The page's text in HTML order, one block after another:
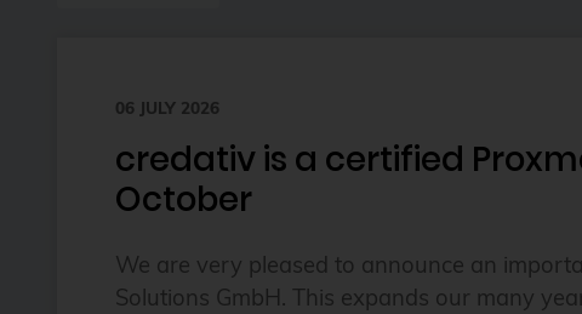
06 JULY 2026
credativ is a certified
October
We are very pleased to announce an
Solutions GmbH. This expands our many